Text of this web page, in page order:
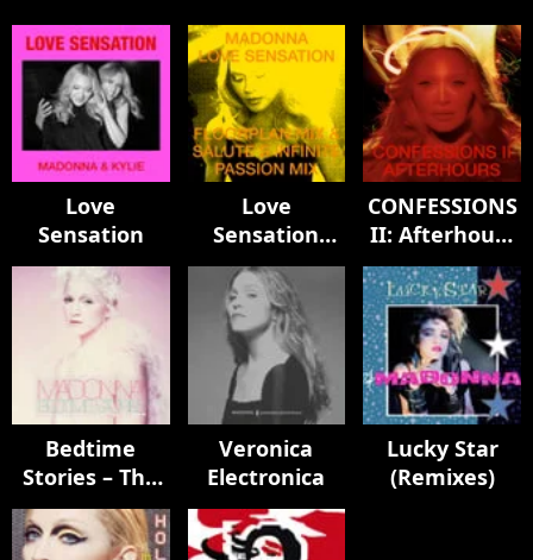
Love
Sensation
Love
Sensation
Remixes
CONFESSIONS
II: Afterhours
Edition
Bedtime
Stories – The
Untold
Chapter
Veronica
Electronica
Lucky Star
(Remixes)